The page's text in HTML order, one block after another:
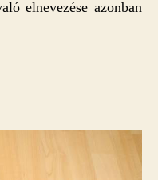
elnevezése azonban